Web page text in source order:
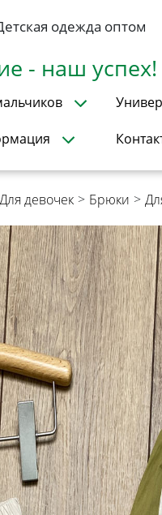
одежда оптом
- наш успех!
Для девочек > Брюки >